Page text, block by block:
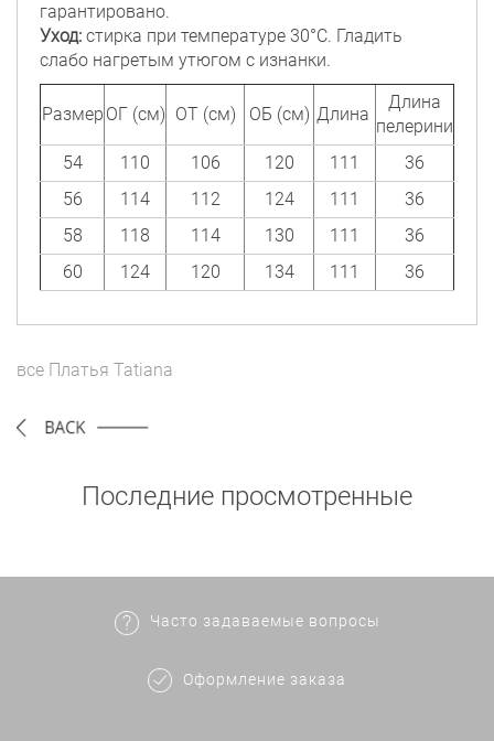
гарантировано.
Уход: стирка при температуре 30°C. Гладить
слабо нагретым утюгом с изнанки.
Размер ОГ (см) ОТ (см) ОБ (см) Длина
Длина
пелерини
54
110 106 120 111
36
56
114 112 124 111
36
58
118 114 130 111
36
60
124 120 134 111 36
все Платья Tatiana
Последние просмотренные
Часто задаваемые вопросы
Оформление заказа